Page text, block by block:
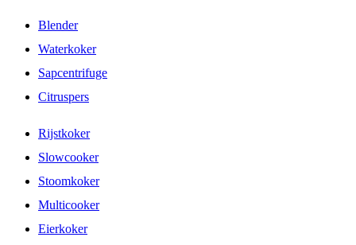
Blender
Waterkoker
Sapcentrifuge
Citruspers
Rijstkoker
Slowcooker
Stoomkoker
Multicooker
Eierkoker